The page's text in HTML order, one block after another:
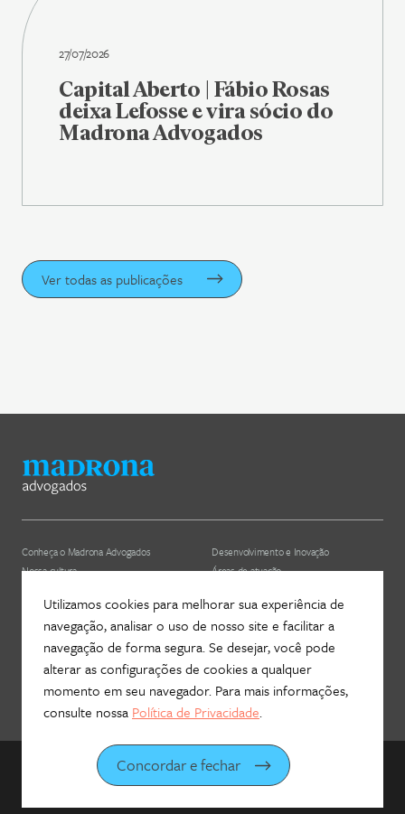
27/07/2026
Capital Aberto | Fábio Rosas
deixa Lefosse e vira sócio do
Madrona Advogados
Ver todas as publicações
Conheça o Madrona Advogados
Nossa cultura
Desenvolvimento e Inovação
Áreas de atuação
Hub Madrona
Vem ser Madrona
Proteção de Dados e Privacidade
Contato
Newsletter
Fale com a gente!
©2026Madrona Advogados
Utilizamos cookies para melhorar sua experiência de
navegação, analisar o uso de nosso site e facilitar a
navegação de forma segura. Se desejar, você pode
alterar as configurações de cookies a qualquer
momento em seu navegador. Para mais informações,
consulte nossa Política de Privacidade.
Concordar e fechar